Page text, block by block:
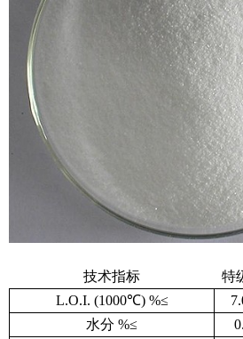
技术指标 特
L.O.I. (1000℃) %≤
水分 %≤